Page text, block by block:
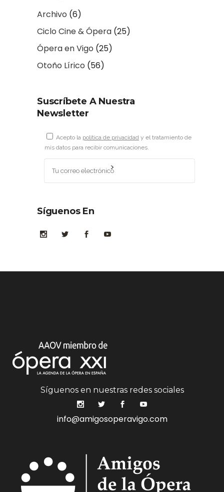
Archivo (6)
Ciclo Cine & Ópera (25)
Ópera en Vigo (25)
Otoño Lírico (56)
Suscríbete A Nuestra
Newsletter
Acepto la política de privacidad y el tratamiento de
mis datos para recibir comunicaciones.
Síguenos En
Síguenos en nuestras redes sociales
info@amigosoperavigo.com